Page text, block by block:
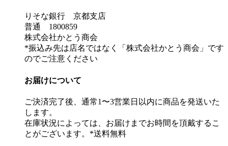
りそな銀行 京都支店
普通 1800859
株式会社かとう商会
*振込み先は店名ではなく「株式会社かとう商会」です
のでご注意ください
お届けについて
ご決済完了後、通常1〜3営業日以内に商品を発送いた
します。
在庫状況によっては、お届けまでお時間を頂戴するこ
とがございます。*送料無料